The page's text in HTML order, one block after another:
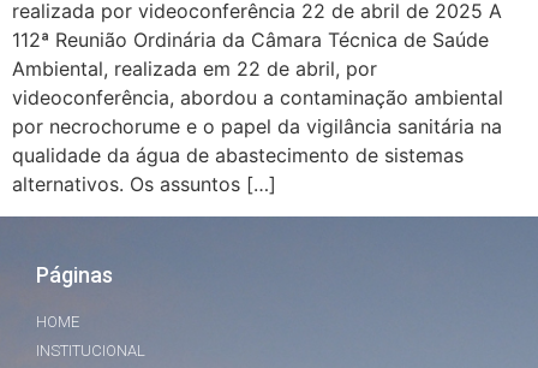
realizada por videoconferência 22 de abril de 2025 A
112ª Reunião Ordinária da Câmara Técnica de Saúde
Ambiental, realizada em 22 de abril, por
videoconferência, abordou a contaminação ambiental
por necrochorume e o papel da vigilância sanitária na
qualidade da água de abastecimento de sistemas
alternativos. Os assuntos […]
Páginas
HOME
INSTITUCIONAL